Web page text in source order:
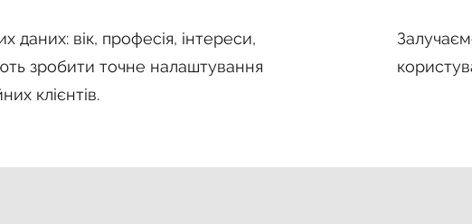
даних: вік, професія, інтереси,
зробити точне налаштування
клієнтів.